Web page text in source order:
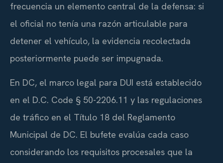
frecuencia un elemento central de la defensa: si
el oficial no tenía una razón articulable para
detener el vehículo, la evidencia recolectada
posteriormente puede ser impugnada.
En DC, el marco legal para DUI está establecido
en el D.C. Code § 50-2206.11 y las regulaciones
de tráfico en el Título 18 del Reglamento
Municipal de DC. El bufete evalúa cada caso
considerando los requisitos procesales que la